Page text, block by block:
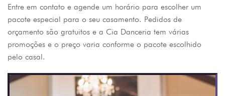
Entre em contato e agende um horário para escolher um
pacote especial para o seu casamento. Pedidos de
orçamento são gratuitos e a Cia Danceria tem várias
promoções e o preço varia conforme o pacote escolhido
pelo casal.